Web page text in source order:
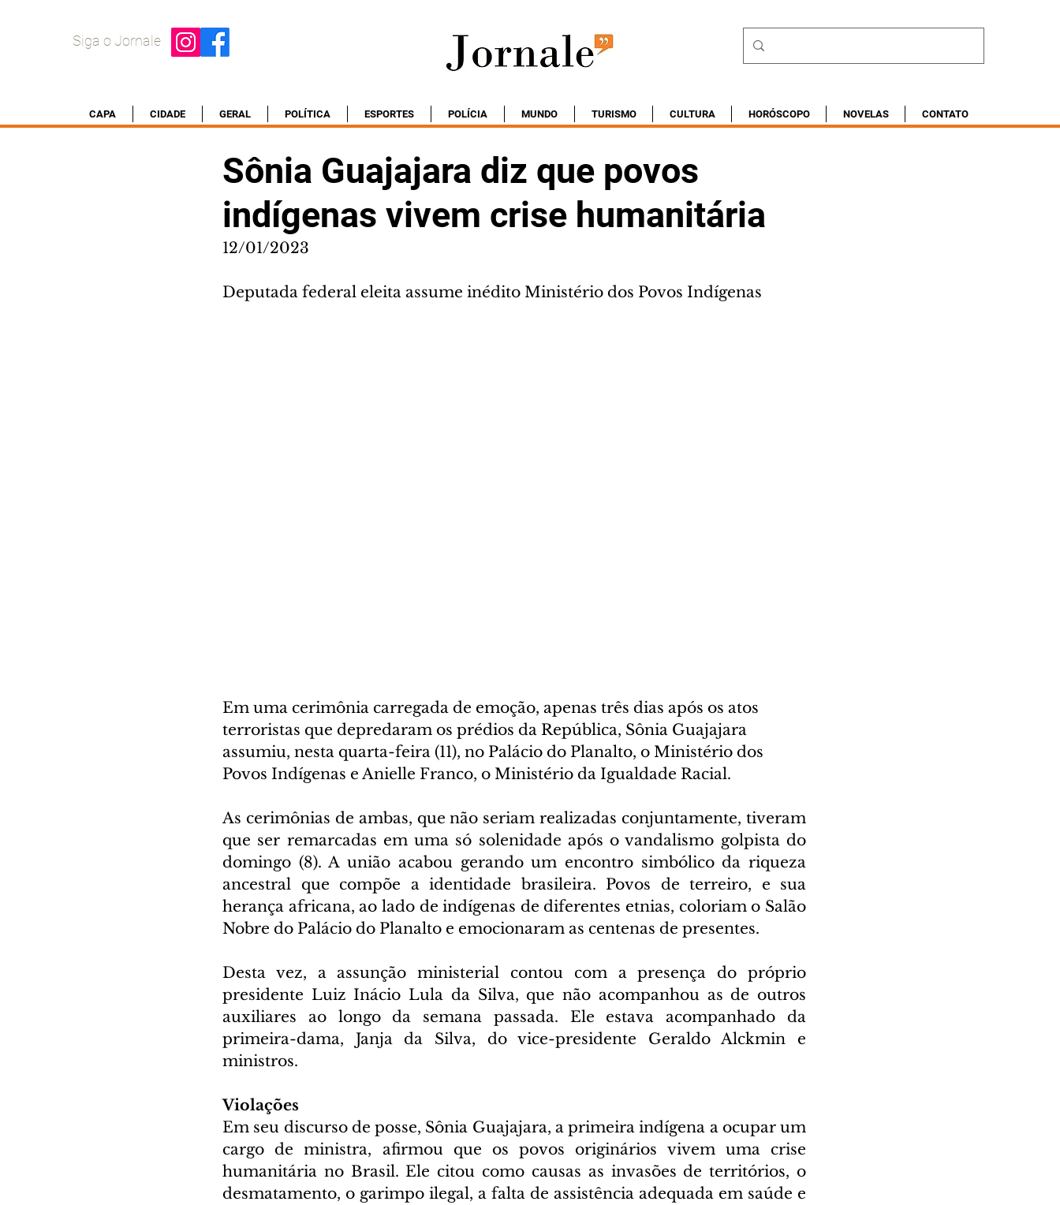
Siga o Jornale
CAPA CIDADE GERAL POLÍTICA ESPORTES POLÍCIA MUNDO TURISMO CULTURA HORÓSCOPO NOVELAS CONTATO
Sônia Guajajara diz que povos
indígenas vivem crise humanitária
12/01/2023
Deputada federal eleita assume inédito Ministério dos Povos Indígenas
Em uma cerimônia carregada de emoção, apenas três dias após os atos
terroristas que depredaram os prédios da República, Sônia Guajajara
assumiu, nesta quarta-feira (11), no Palácio do Planalto, o Ministério dos
Povos Indígenas e Anielle Franco, o Ministério da Igualdade Racial.
As cerimônias de ambas, que não seriam realizadas conjuntamente, tiveram
que ser remarcadas em uma só solenidade após o vandalismo golpista do
domingo (8). A união acabou gerando um encontro simbólico da riqueza
ancestral que compõe a identidade brasileira. Povos de terreiro, e sua
herança africana, ao lado de indígenas de diferentes etnias, coloriam o Salão
Nobre do Palácio do Planalto e emocionaram as centenas de presentes.
Desta vez, a assunção ministerial contou com a presença do próprio
presidente Luiz Inácio Lula da Silva, que não acompanhou as de outros
auxiliares ao longo da semana passada. Ele estava acompanhado da
primeira-dama, Janja da Silva, do vice-presidente Geraldo Alckmin e
ministros.
Violações
Em seu discurso de posse, Sônia Guajajara, a primeira indígena a ocupar um
cargo de ministra, afirmou que os povos originários vivem uma crise
humanitária no Brasil. Ele citou como causas as invasões de territórios, o
desmatamento, o garimpo ilegal, a falta de assistência adequada em saúde e